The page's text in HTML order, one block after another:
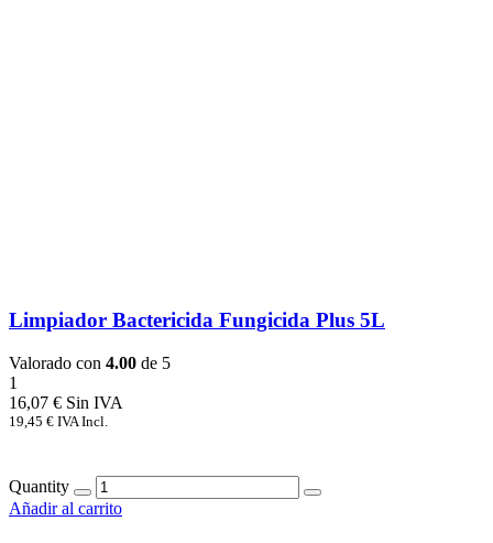
Limpiador Bactericida Fungicida Plus 5L
Valorado con 4.00 de 5
1
16,07 €
19,45 € IVA Incl.
Quantity
Añadir al carrito